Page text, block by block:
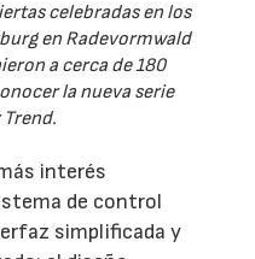
celebradas en los
en Radevormwald
a cerca de 180
la nueva serie
interés
de control
simplificada y